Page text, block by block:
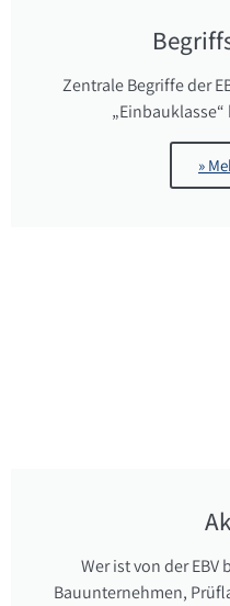
Zentrale Begriffe der
»
Wer ist von der
Bauunternehmen,